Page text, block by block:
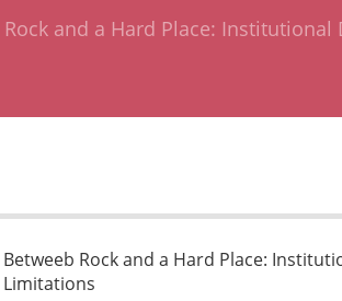
Rock and a Hard Place:
Betweeb Rock and a Hard Place:
Limitations